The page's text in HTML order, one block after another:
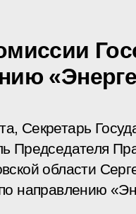
Секретарь
Председателя
области
направлению